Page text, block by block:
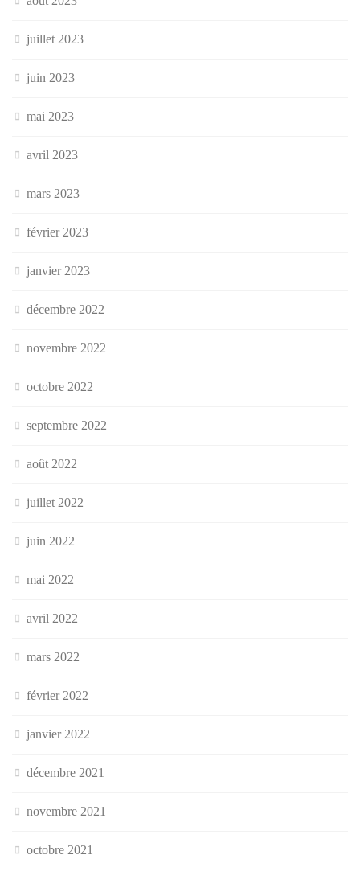
juillet 2023
juin 2023
mai 2023
avril 2023
mars 2023
février 2023
janvier 2023
décembre 2022
novembre 2022
octobre 2022
septembre 2022
août 2022
juillet 2022
juin 2022
mai 2022
avril 2022
mars 2022
février 2022
janvier 2022
décembre 2021
novembre 2021
octobre 2021